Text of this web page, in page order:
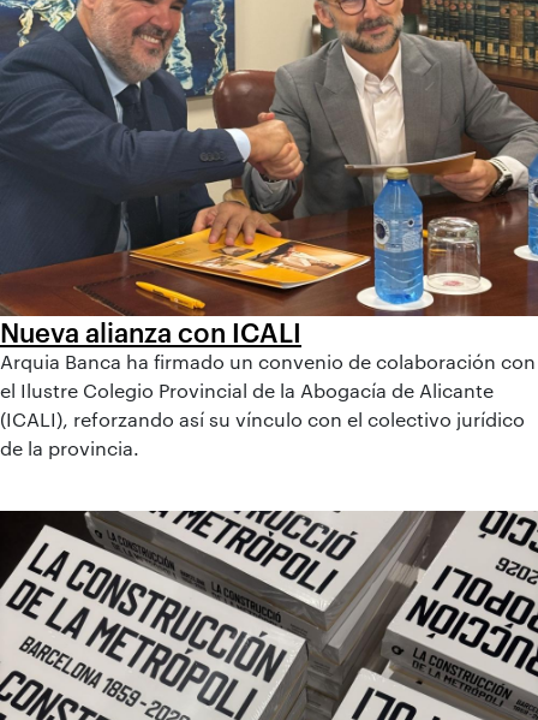
Nueva alianza con ICALI
Arquia Banca ha firmado un convenio de colaboración con
el Ilustre Colegio Provincial de la Abogacía de Alicante
(ICALI), reforzando así su vínculo con el colectivo jurídico
de la provincia.